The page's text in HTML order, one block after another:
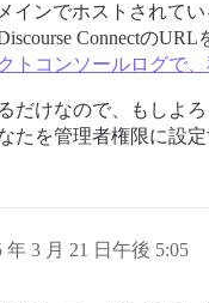
インでホストされて
ConnectのURL
トコンソールログで
だけなので、もしよ
たを管理者権限に設
年 3 月 21 日午後 5:05